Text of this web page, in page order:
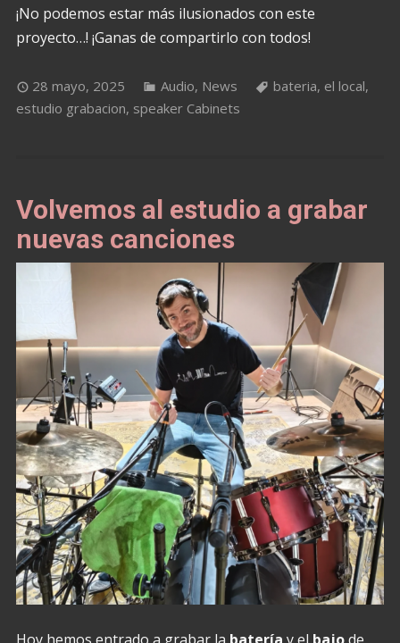
¡No podemos estar más ilusionados con este
proyecto…! ¡Ganas de compartirlo con todos!
28 mayo, 2025 Audio, News bateria, el local,
estudio grabacion, speaker Cabinets
Volvemos al estudio a grabar
nuevas canciones
Hoy hemos entrado a grabar la batería y el bajode